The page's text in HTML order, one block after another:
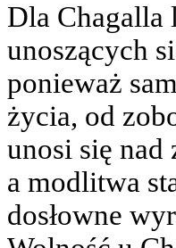
Dla Chagalla
unoszących
ponieważ
życia, od
unosi się nad
a modlitwa
dosłowne